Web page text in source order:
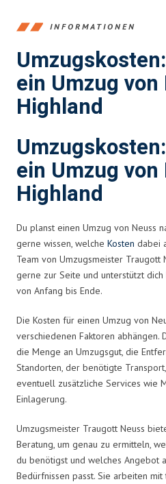
INFORMATIONEN
ein Umzug
Highland
ein Umzug
Highland
Du planst einen Umzug von Neuss
gerne wissen, welche Kosten dabei
Team von Umzugsmeister Traugott
gerne zur Seite und unterstützt
von Anfang bis Ende.
Die Kosten für einen Umzug von
verschiedenen Faktoren abhängen.
die Menge an Umzugsgut, die
Standorten, der benötigte
eventuell zusätzliche Services wie
Einlagerung.
Umzugsmeister Traugott Neuss
Beratung, um genau zu ermitteln,
du benötigst und welches Angebot
Bedürfnissen passt. Sie arbeiten